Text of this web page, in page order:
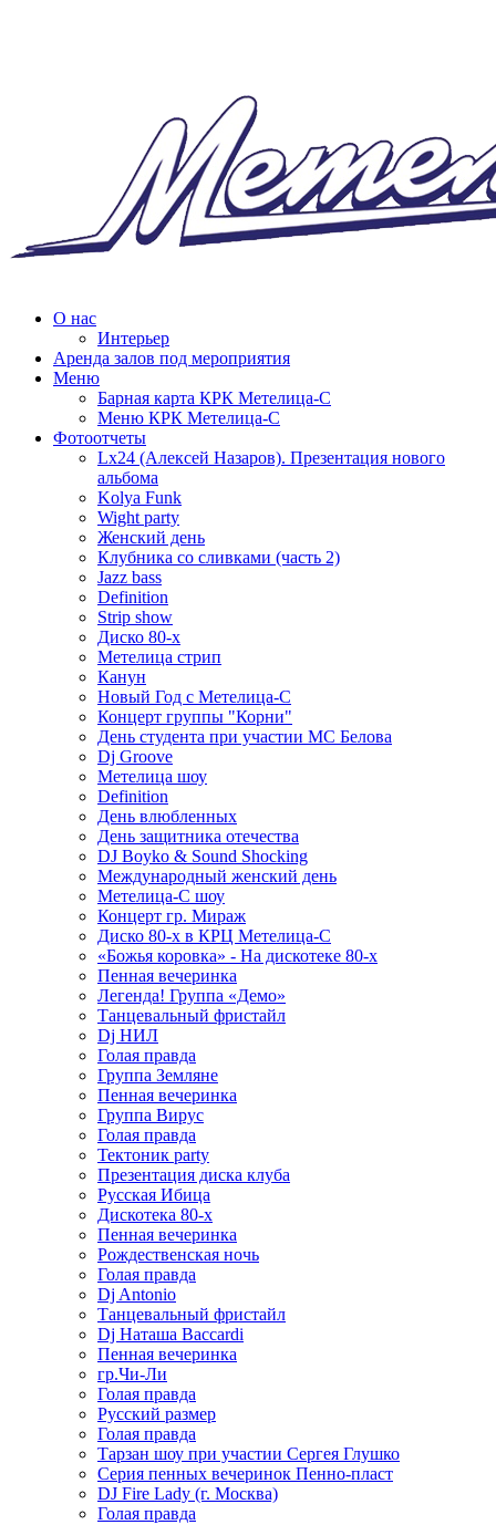
О нас
Интерьер
Аренда залов под мероприятия
Меню
Барная карта КРК Метелица-С
Меню КРК Метелица-С
Фотоотчеты
Lx24 (Алексей Назаров). Презентация нового
альбома
Kolya Funk
Wight party
Женский день
Клубника со сливками (часть 2)
Jazz bass
Definition
Strip show
Диско 80-х
Метелица стрип
Канун
Новый Год с Метелица-С
Концерт группы "Корни"
День студента при участии МС Белова
Dj Groove
Метелица шоу
Definition
День влюбленных
День защитника отечества
DJ Boyko & Sound Shocking
Международный женский день
Метелица-С шоу
Концерт гр. Мираж
Диско 80-х в КРЦ Метелица-С
«Божья коровка» - На дискотеке 80-х
Пенная вечеринка
Легенда! Группа «Демо»
Танцевальный фристайл
Dj НИЛ
Голая правда
Группа Земляне
Пенная вечеринка
Группа Вирус
Голая правда
Тектоник party
Презентация диска клуба
Русская Ибица
Дискотека 80-х
Пенная вечеринка
Рождественская ночь
Голая правда
Dj Antonio
Танцевальный фристайл
Dj Наташа Baccardi
Пенная вечеринка
гр.Чи-Ли
Голая правда
Русский размер
Голая правда
Тарзан шоу при участии Сергея Глушко
Серия пенных вечеринок Пенно-пласт
DJ Fire Lady (г. Москва)
Голая правда